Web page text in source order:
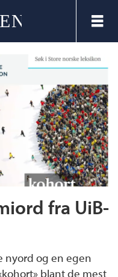
fra UiB-
nyord og en egen
blant de mest